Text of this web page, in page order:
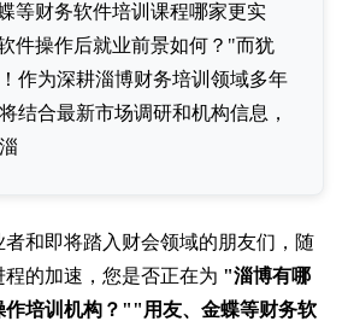
等财务软件培训课程哪家更实
件操作后就业前景如何？"而犹
作为深耕淄博财务培训领域多年
结合最新市场调研和机构信息，
和即将踏入财会领域的朋友们，随
的加速，您是否正在为 "淄博有哪
作培训机构？""用友、金蝶等财务软